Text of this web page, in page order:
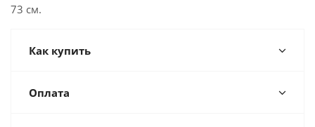
73 см.
Как купить
Оплата